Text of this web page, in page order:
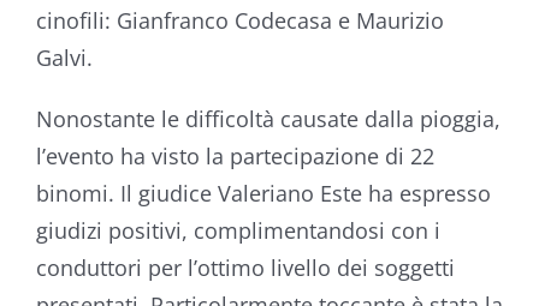
cinofili: Gianfranco Codecasa e Maurizio
Galvi.
Nonostante le difficoltà causate dalla pioggia,
l’evento ha visto la partecipazione di 22
binomi. Il giudice Valeriano Este ha espresso
giudizi positivi, complimentandosi con i
conduttori per l’ottimo livello dei soggetti